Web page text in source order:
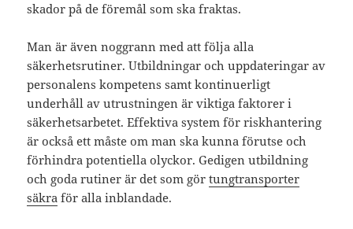
skador på de föremål som ska fraktas.
Man är även noggrann med att följa alla
säkerhetsrutiner. Utbildningar och uppdateringar av
personalens kompetens samt kontinuerligt
underhåll av utrustningen är viktiga faktorer i
säkerhetsarbetet. Effektiva system för riskhantering
är också ett måste om man ska kunna förutse och
förhindra potentiella olyckor. Gedigen utbildning
och goda rutiner är det som görtungtransporter
säkra för alla inblandade.